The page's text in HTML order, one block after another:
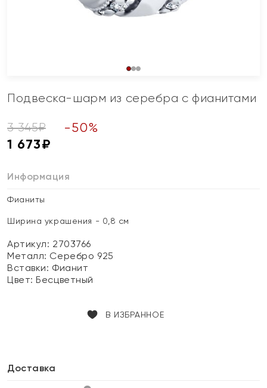
Подвеска-шарм из серебра с фианитами
3 345₽ -50%
1 673₽
Информация
Фианиты
Ширина украшения - 0,8 см
Артикул: 2703766
Металл: Серебро 925
Вставки: Фианит
Цвет:Бесцветный
В ИЗБРАННОЕ
Доставка